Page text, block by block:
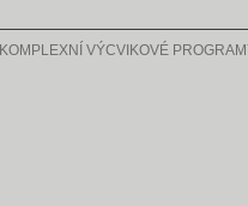
KOMPLEXNÍ VÝCVIKOVÉ